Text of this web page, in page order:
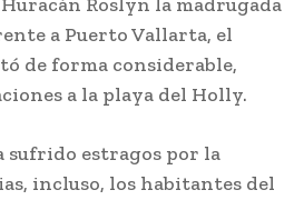
a Puerto Vallarta, el
de forma considerable,
a la playa del Holly.
sufrido estragos por la
incluso, los habitantes del